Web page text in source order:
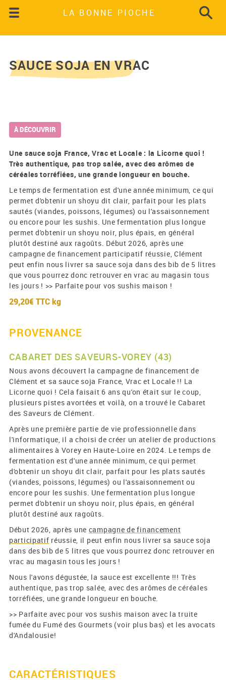
LA BONNE PIOCHE
SAUCE SOJA EN VRAC
À DÉCOUVRIR
Une sauce soja France, Vrac et Locale : la Licorne quoi !
Très authentique, pas trop salée, avec des arômes de
céréales torréfiées, une grande longueur en bouche.
Le temps de fermentation est d'une année minimum, ce qui
permet d'obtenir un shoyu dit clair, parfait pour les plats
sautés (viandes, poissons, légumes) ou l'assaisonnement
ou encore pour les sushis. Une fermentation plus longue
permet d'obtenir un shoyu noir, plus épais, en général
plutôt destiné aux ragoûts. Début 2026, après une
campagne de financement participatif réussie, Clément
peut enfin nous livrer sa sauce soja dans des bib de 5 litres
que vous pourrez donc retrouver en vrac au magasin tous
les jours ! >> Parfaite pour vos sushis maison !
29,20€ TTCkg
PROVENANCE
CABARET DES SAVEURS-VOREY (43)
Nous avons découvert la campagne de financement de
Clément et sa sauce soja France, Vrac et Locale !! La
Licorne quoi ! Cela faisait 6 ans qu'on était sur le coup,
plusieurs pistes avortées et voilà, on a trouvé le Cabaret
des Saveurs de Clément.
Après une première partie de vie professionnelle dans
l'informatique, il a choisi de créer un atelier de productions
alimentaires à Vorey en Haute-Loire en 2024. Le temps de
fermentation est d'une année minimum, ce qui permet
d'obtenir un shoyu dit clair, parfait pour les plats sautés
(viandes, poissons, légumes) ou l'assaisonnement ou
encore pour les sushis. Une fermentation plus longue
permet d'obtenir un shoyu noir, plus épais, en général
plutôt destiné aux ragoûts.
Début 2026, après une campagne de financement
participatif réussie, il peut enfin nous livrer sa sauce soja
dans des bib de 5 litres que vous pourrez donc retrouver en
vrac au magasin tous les jours !
Nous l'avons dégustée, la sauce est excellente !!! Très
authentique, pas trop salée, avec des arômes de céréales
torréfiées, une grande longueur en bouche.
>> Parfaite avec pour vos sushis maison avec la truite
fumée du Fumé des Gourmets (voir plus bas) et les avocats
d'Andalousie!
CARACTÉRISTIQUES